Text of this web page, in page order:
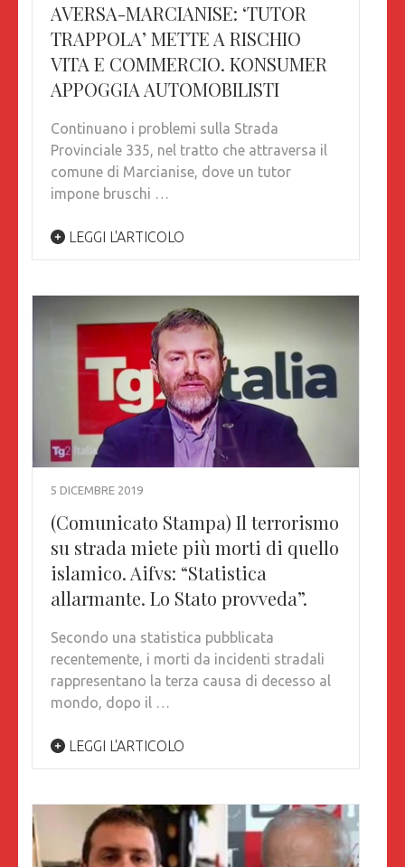
AVERSA-MARCIANISE: ‘TUTOR
TRAPPOLA’ METTE A RISCHIO
VITA E COMMERCIO. KONSUMER
APPOGGIA AUTOMOBILISTI
Continuano i problemi sulla Strada
Provinciale 335, nel tratto che attraversa il
comune di Marcianise, dove un tutor
impone bruschi …
LEGGI L'ARTICOLO
5 DICEMBRE 2019
(Comunicato Stampa) Il terrorismo
su strada miete più morti di quello
islamico. Aifvs: “Statistica
allarmante. Lo Stato provveda”.
Secondo una statistica pubblicata
recentemente, i morti da incidenti stradali
rappresentano la terza causa di decesso al
mondo, dopo il …
LEGGI L'ARTICOLO